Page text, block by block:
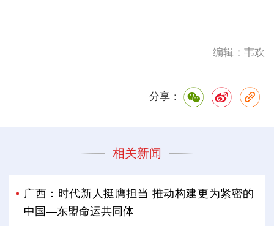
编辑：韦欢
分享：
相关新闻
广西：时代新人挺膺担当 推动构建更为紧密的
中国—东盟命运共同体